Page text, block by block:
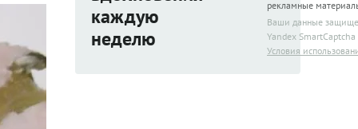
каждую
неделю
рекламные
Ваши данные
Yandex SmartCaptcha
Условия